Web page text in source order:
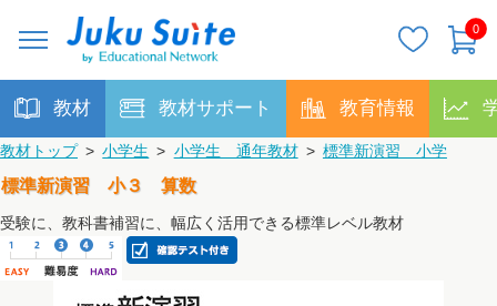
0
教材 教材サポート 教育情報
教材トップ > 小学生 > 小学生 通年教材 > 標準新演習 小学
標準新演習 小３ 算数
受験に、教科書補習に、幅広く活用できる標準レベル教材